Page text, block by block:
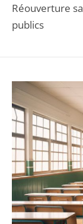
Réouverture
publics